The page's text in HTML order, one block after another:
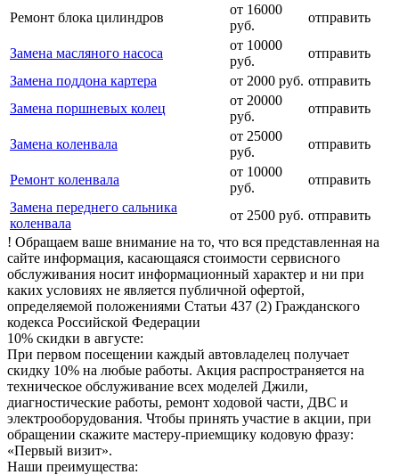
Ремонт блока цилиндров
от 16000
руб.
отправить
Замена масляного насоса
от 10000
руб.
отправить
Замена поддона картера
от 2000 руб. отправить
Замена поршневых колец
от 20000
руб.
отправить
Замена коленвала
от 25000
руб.
отправить
Ремонт коленвала
от 10000
руб.
отправить
Замена переднего сальника
коленвала
от 2500 руб. отправить
! Обращаем ваше внимание на то, что вся представленная на
сайте информация, касающаяся стоимости сервисного
обслуживания носит информационный характер и ни при
каких условиях не является публичной офертой,
определяемой положениями Статьи 437 (2) Гражданского
кодекса Российской Федерации
10% скидки в августе:
При первом посещении каждый автовладелец получает
скидку 10% на любые работы. Акция распространяется на
техническое обслуживание всех моделей Джили,
диагностические работы, ремонт ходовой части, ДВС и
электрооборудования. Чтобы принять участие в акции, при
обращении скажите мастеру-приемщику кодовую фразу:
«Первый визит».
Наши преимущества: